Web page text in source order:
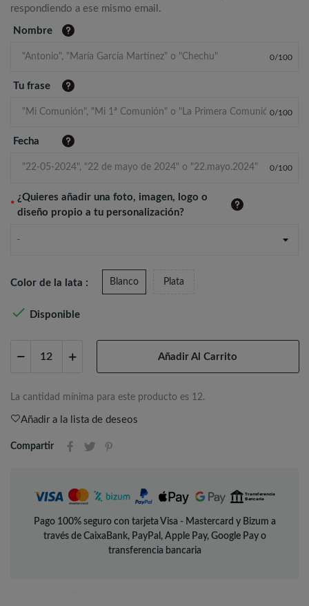
respondiendo a ese mismo email.
Nombre
0/100
Tu frase
0/100
Fecha
0/100
*
¿Quieres añadir una foto, imagen, logo o
diseño propio a tu personalización?
-
Color de la lata : Blanco Plata
 Disponible
Añadir Al Carrito
La cantidad mínima para este producto es 12.
Añadir a la lista de deseos
Compartir
Pago 100% seguro con tarjeta Visa - Mastercard y Bizum a
través de CaixaBank, PayPal, Apple Pay, Google Pay o
transferencia bancaria